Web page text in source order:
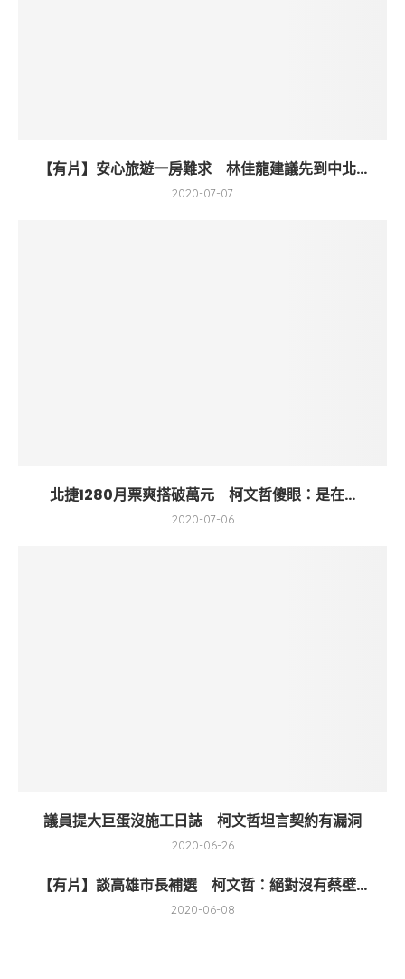
【有片】安心旅遊一房難求 林佳龍建議先到中北...
2020-07-07
北捷1280月票爽搭破萬元 柯文哲傻眼：是在...
2020-07-06
議員提大巨蛋沒施工日誌 柯文哲坦言契約有漏洞
2020-06-26
【有片】談高雄市長補選 柯文哲：絕對沒有蔡壁...
2020-06-08